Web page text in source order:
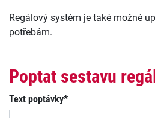
Regálový systém je také možné
potřebám.
Poptat sestavu
Text poptávky*